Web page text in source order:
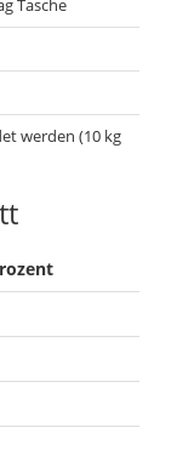
Tasche
werden (10 kg